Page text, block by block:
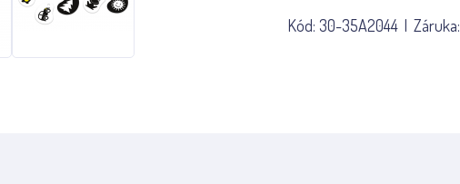
Kód: 30-35A2044 Záruka: